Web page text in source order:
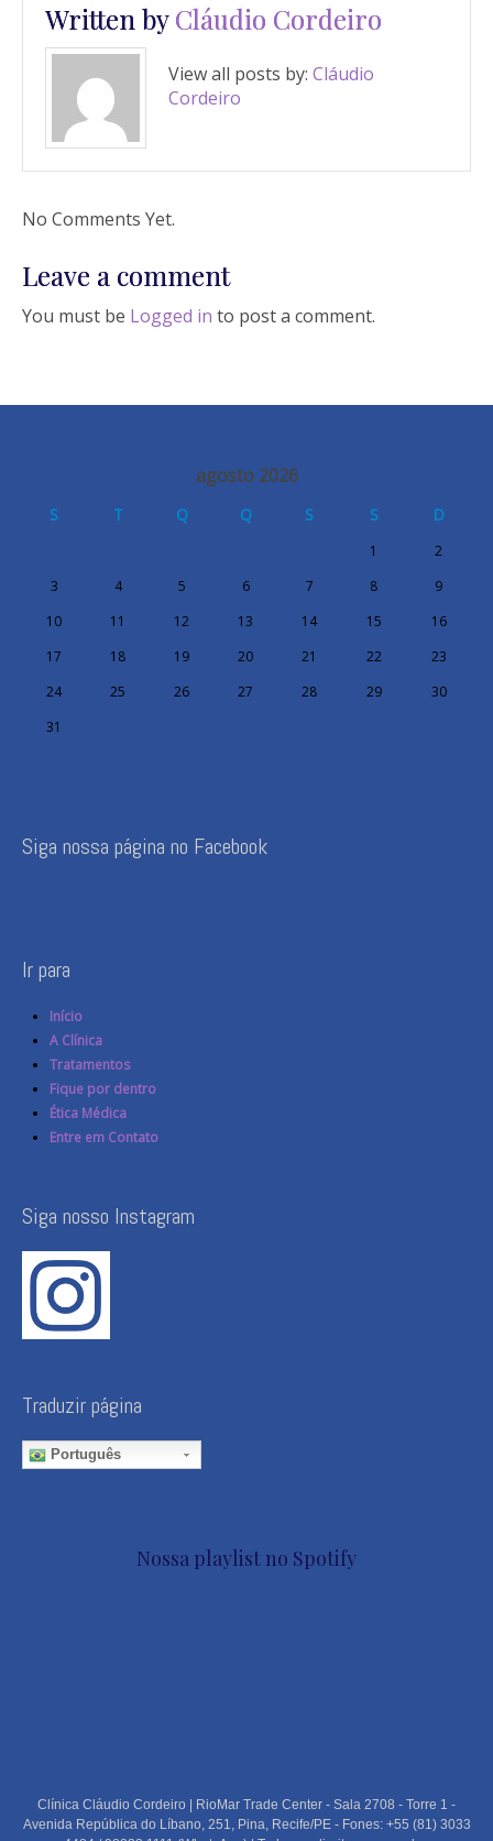
Written byCláudio Cordeiro
View all posts by: Cláudio
Cordeiro
No Comments Yet.
Leave a comment
You must be Logged in to post a comment.
agosto 2026
S T Q Q S S D
1
2
3
4 5 6 7 8
9
10
11 12 13 14 15
16
17
18 19 20 21 22
23
24
25 26 27 28 29
30
31
Siga nossa página no Facebook
Ir para
Início
A Clínica
Tratamentos
Fique por dentro
Ética Médica
Entre em Contato
Siga nosso Instagram
Traduzir página
Português
Nossa playlist no Spotify
Clínica Cláudio Cordeiro | RioMar Trade Center - Sala 2708 - Torre 1 -
Avenida República do Líbano, 251, Pina, Recife/PE - Fones: +55 (81) 3033